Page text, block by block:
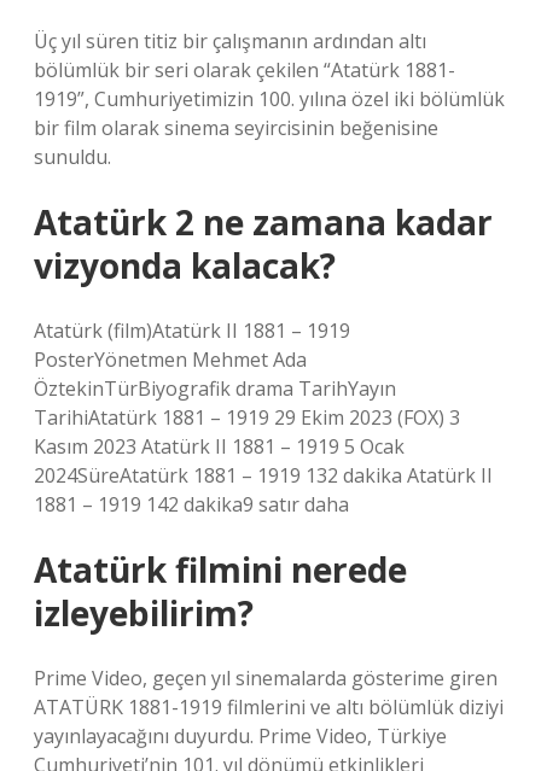
Üç yıl süren titiz bir çalışmanın ardından altı
bölümlük bir seri olarak çekilen “Atatürk 1881-
1919”, Cumhuriyetimizin 100. yılına özel iki bölümlük
bir film olarak sinema seyircisinin beğenisine
sunuldu.
Atatürk 2 ne zamana kadar
vizyonda kalacak?
Atatürk (film)Atatürk II 1881 – 1919
PosterYönetmen Mehmet Ada
ÖztekinTürBiyografik drama TarihYayın
TarihiAtatürk 1881 – 1919 29 Ekim 2023 (FOX) 3
Kasım 2023 Atatürk II 1881 – 1919 5 Ocak
2024SüreAtatürk 1881 – 1919 132 dakika Atatürk II
1881 – 1919 142 dakika9 satır daha
Atatürk filmini nerede
izleyebilirim?
Prime Video, geçen yıl sinemalarda gösterime giren
ATATÜRK 1881-1919 filmlerini ve altı bölümlük diziyi
yayınlayacağını duyurdu. Prime Video, Türkiye
Cumhuriyeti’nin 101. yıl dönümü etkinlikleri